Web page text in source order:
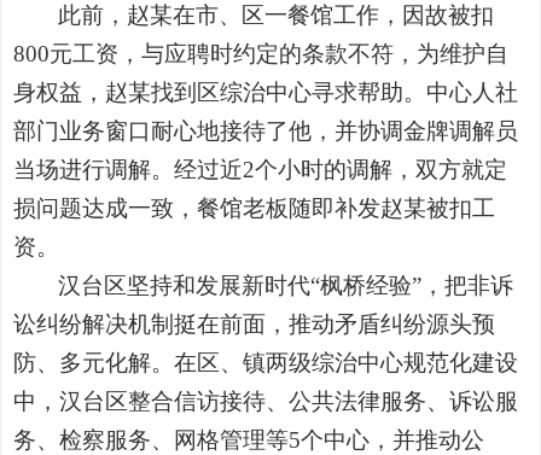
此前，赵某在市、区一餐馆工作，因故被扣
800元工资，与应聘时约定的条款不符，为维护自
身权益，赵某找到区综治中心寻求帮助。中心人社
部门业务窗口耐心地接待了他，并协调金牌调解员
当场进行调解。经过近2个小时的调解，双方就定
损问题达成一致，餐馆老板随即补发赵某被扣工
资。
汉台区坚持和发展新时代“枫桥经验”，把非诉
讼纠纷解决机制挺在前面，推动矛盾纠纷源头预
防、多元化解。在区、镇两级综治中心规范化建设
中，汉台区整合信访接待、公共法律服务、诉讼服
务、检察服务、网格管理等5个中心，并推动公